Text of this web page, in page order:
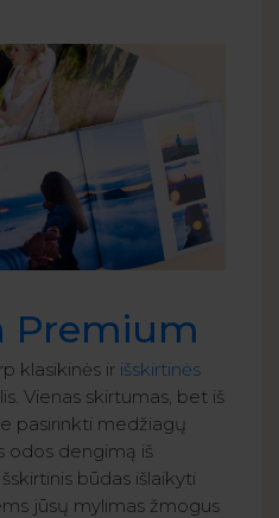
Premium
klasikinės ir išskirtinės
Vienas skirtumas, bet iš
pasirinkti medžiagų
odos dengimą iš
būdas išlaikyti
jūsų mylimas žmogus